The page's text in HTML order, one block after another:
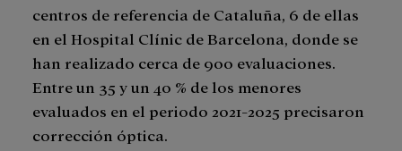
centros de referencia de Cataluña, 6 de ellas
en el Hospital Clínic de Barcelona, donde se
han realizado cerca de 900 evaluaciones.
Entre un 35 y un 40 % de los menores
evaluados en el periodo 2021-2025 precisaron
corrección óptica.